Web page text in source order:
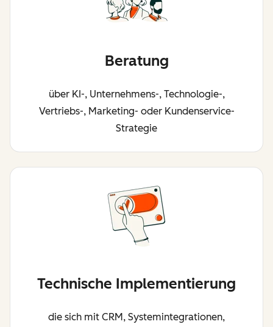
Beratung
über KI-, Unternehmens-, Technologie-,
Vertriebs-, Marketing- oder Kundenservice-
Strategie
Technische Implementierung
die sich mit CRM, Systemintegrationen,